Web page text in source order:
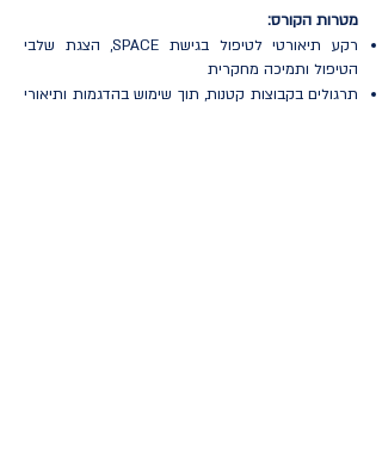
מטרות הקורס:
רקע תיאורטי לטיפול בגישת SPACE, הצגת שלבי
הטיפול ותמיכה מחקרית
תרגולים בקבוצות קטנות, תוך שימוש בהדגמות ותיאורי